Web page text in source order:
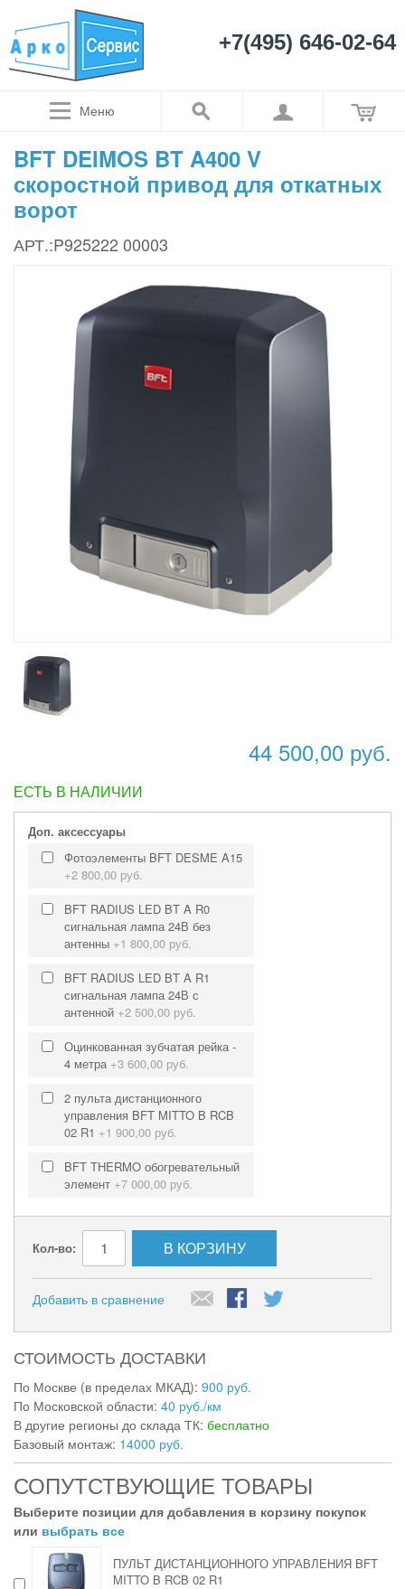
+7(495) 646-02-64
Меню
BFT DEIMOS BT A400 V
скоростной привод для откатных
ворот
АРТ.:P925222 00003
44 500,00 руб.
ЕСТЬ В НАЛИЧИИ
Доп. аксессуары
Фотоэлементы BFT DESME A15
+2 800,00 руб.
BFT RADIUS LED BT A R0
сигнальная лампа 24В без
антенны +1 800,00 руб.
BFT RADIUS LED BT A R1
сигнальная лампа 24В с
антенной +2 500,00 руб.
Оцинкованная зубчатая рейка -
4 метра +3 600,00 руб.
2 пульта дистанционного
управления BFT MITTO B RCB
02 R1 +1 900,00 руб.
BFT THERMO обогревательный
элемент +7 000,00 руб.
Кол-во: В КОРЗИНУ
Добавить в сравнение
СТОИМОСТЬ ДОСТАВКИ
По Москве (в пределах МКАД): 900 руб.
По Московской области: 40 руб./км
В другие регионы до склада ТК: бесплатно
Базовый монтаж: 14000 руб.
СОПУТСТВУЮЩИЕ ТОВАРЫ
Выберите позиции для добавления в корзину покупок
или выбрать все
ПУЛЬТ ДИСТАНЦИОННОГО УПРАВЛЕНИЯ BFT
MITTO B RCB 02 R1